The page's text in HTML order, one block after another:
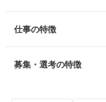
仕事の特徴
募集・選考の特徴